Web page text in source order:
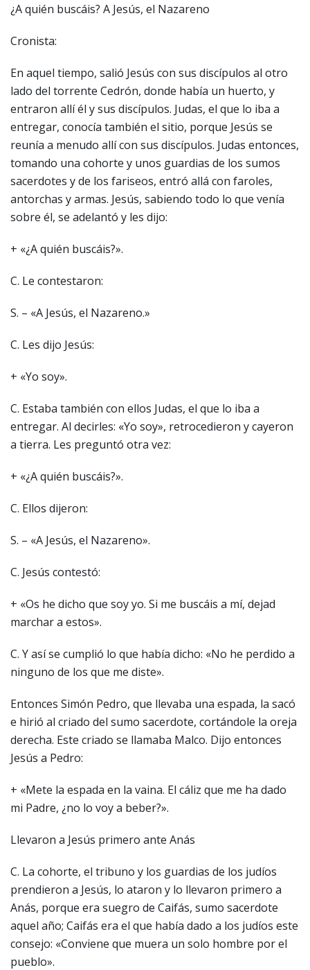
¿A quién buscáis? A Jesús, el Nazareno
Cronista:
En aquel tiempo, salió Jesús con sus discípulos al otro
lado del torrente Cedrón, donde había un huerto, y
entraron allí él y sus discípulos. Judas, el que lo iba a
entregar, conocía también el sitio, porque Jesús se
reunía a menudo allí con sus discípulos. Judas entonces,
tomando una cohorte y unos guardias de los sumos
sacerdotes y de los fariseos, entró allá con faroles,
antorchas y armas. Jesús, sabiendo todo lo que venía
sobre él, se adelantó y les dijo:
+ «¿A quién buscáis?».
C. Le contestaron:
S. – «A Jesús, el Nazareno.»
C. Les dijo Jesús:
+ «Yo soy».
C. Estaba también con ellos Judas, el que lo iba a
entregar. Al decirles: «Yo soy», retrocedieron y cayeron
a tierra. Les preguntó otra vez:
+ «¿A quién buscáis?».
C. Ellos dijeron:
S. – «A Jesús, el Nazareno».
C. Jesús contestó:
+ «Os he dicho que soy yo. Si me buscáis a mí, dejad
marchar a estos».
C. Y así se cumplió lo que había dicho: «No he perdido a
ninguno de los que me diste».
Entonces Simón Pedro, que llevaba una espada, la sacó
e hirió al criado del sumo sacerdote, cortándole la oreja
derecha. Este criado se llamaba Malco. Dijo entonces
Jesús a Pedro:
+ «Mete la espada en la vaina. El cáliz que me ha dado
mi Padre, ¿no lo voy a beber?».
Llevaron a Jesús primero ante Anás
C. La cohorte, el tribuno y los guardias de los judíos
prendieron a Jesús, lo ataron y lo llevaron primero a
Anás, porque era suegro de Caifás, sumo sacerdote
aquel año; Caifás era el que había dado a los judíos este
consejo: «Conviene que muera un solo hombre por el
pueblo».